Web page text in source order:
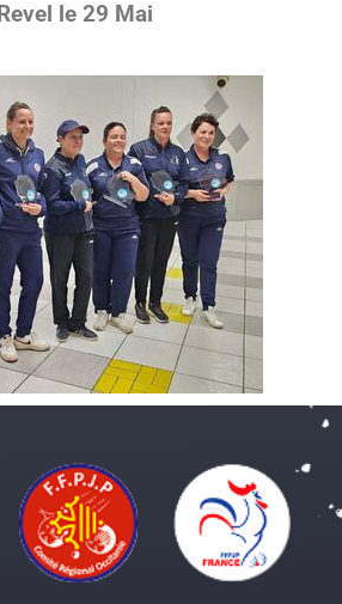
Revel le 29 Mai